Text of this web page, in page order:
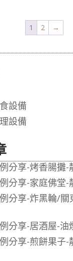
1 2 →
設備
設備
分享-烤香腸攤-
分享-家庭佛堂-
分享-炸黑輪/關
分享-居酒屋-油
分享-煎餅果子-